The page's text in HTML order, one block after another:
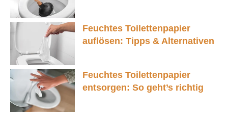
Feuchtes Toilettenpapier
auflösen: Tipps & Alternativen
Feuchtes Toilettenpapier
entsorgen: So geht’s richtig